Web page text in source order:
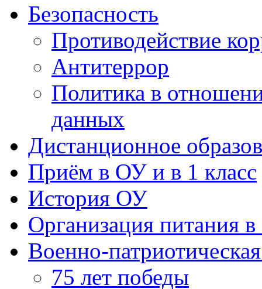
Безопасность
Противодействие
Антитеррор
Политика в
данных
Дистанционное
Приём в ОУ и в 1 класс
История ОУ
Организация питания
Военно-
75 лет победы